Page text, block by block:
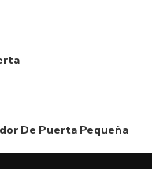
De Puerta Pequeña